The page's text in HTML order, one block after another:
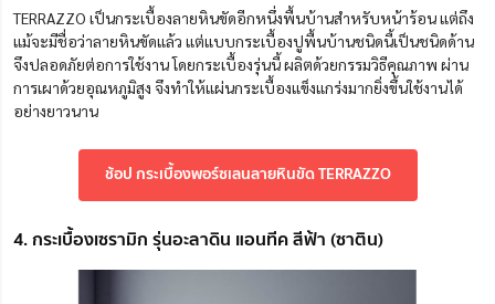
TERRAZZO เป็นกระเบื้องลายหินขัดอีกหนึ่งพื้นบ้านสำหรับหน้าร้อน แต่ถึง
แม้จะมีชื่อว่าลายหินขัดแล้ว แต่แบบกระเบื้องปูพื้นบ้านชนิดนี้เป็นชนิดด้าน
จึงปลอดภัยต่อการใช้งาน โดยกระเบื้องรุ่นนี้ ผลิตด้วยกรรมวิธีคุณภาพ ผ่าน
การเผาด้วยอุณหภูมิสูง จึงทำให้แผ่นกระเบื้องแข็งแกร่งมากยิ่งขึ้นใช้งานได้
อย่างยาวนาน
ช้อป กระเบื้องพอร์ซเลนลายหินขัด TERRAZZO
4. กระเบื้องเซรามิก รุ่นอะลาดิน แอนทีค สีฟ้า (ซาติน)